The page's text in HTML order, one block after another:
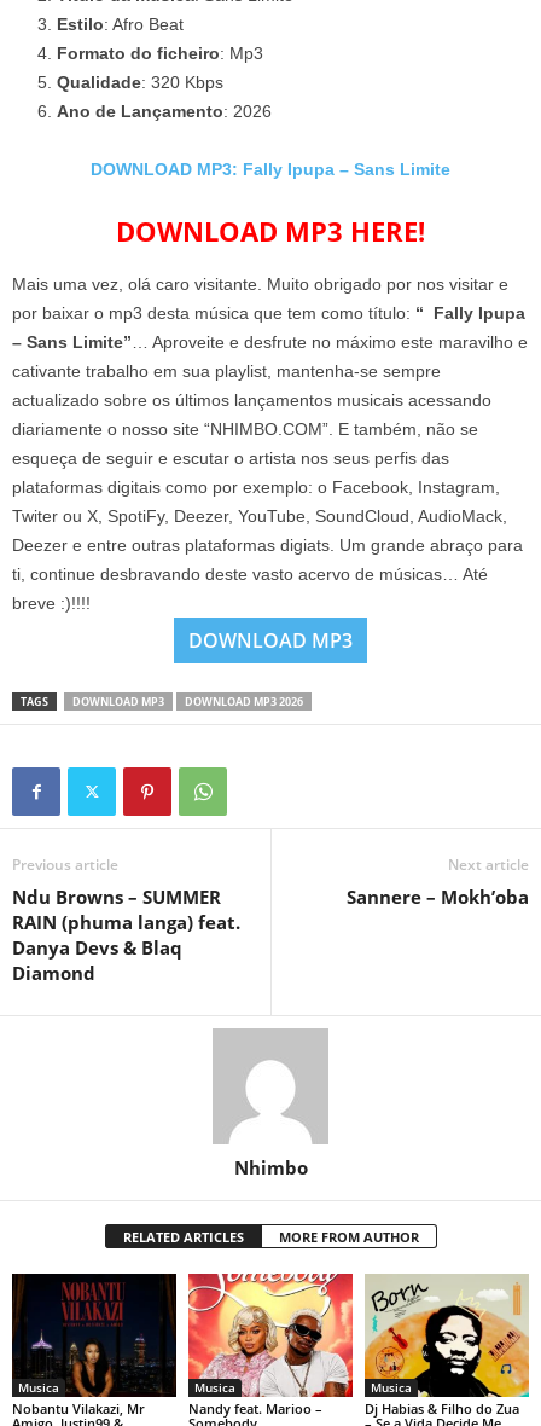
Estilo: Afro Beat
Formato do ficheiro: Mp3
Qualidade: 320 Kbps
Ano de Lançamento: 2026
DOWNLOAD MP3: Fally Ipupa – Sans Limite
DOWNLOAD MP3 HERE!
Mais uma vez, olá caro visitante. Muito obrigado por nos visitar e
por baixar o mp3 desta música que tem como título: “ Fally Ipupa
– Sans Limite” … Aproveite e desfrute no máximo este maravilho e
cativante trabalho em sua playlist, mantenha-se sempre
actualizado sobre os últimos lançamentos musicais acessando
diariamente o nosso site “NHIMBO.COM”. E também, não se
esqueça de seguir e escutar o artista nos seus perfis das
plataformas digitais como por exemplo: o Facebook, Instagram,
Twiter ou X, SpotiFy, Deezer, YouTube, SoundCloud, AudioMack,
Deezer e entre outras plataformas digiats. Um grande abraço para
ti, continue desbravando deste vasto acervo de músicas… Até
breve :)!!!!
DOWNLOAD MP3
TAGS DOWNLOAD MP3 DOWNLOAD MP3 2026
Previous article
Ndu Browns – SUMMER
RAIN (phuma langa) feat.
Danya Devs & Blaq
Diamond
Next article
Sannere – Mokh’oba
Nhimbo
RELATED ARTICLES MORE FROM AUTHOR
Musica
Nobantu Vilakazi, Mr
Musica
Nandy feat. Marioo –
Musica
Dj Habias & Filho do Zua